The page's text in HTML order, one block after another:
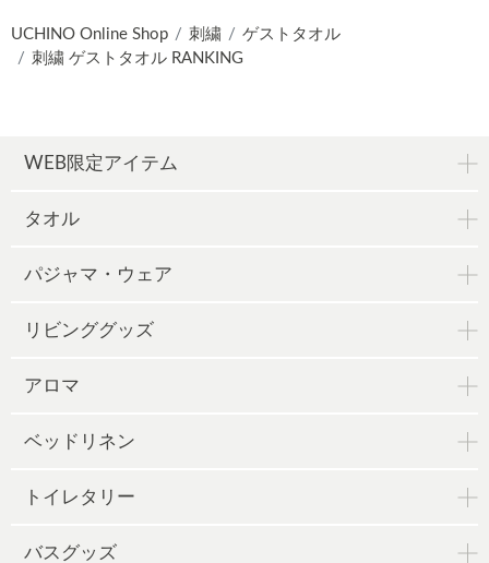
UCHINO Online Shop 刺繍
ゲストタオル
刺繍 ゲストタオル RANKING
WEB限定アイテム
タオル
パジャマ・ウェア
リビンググッズ
アロマ
ベッドリネン
トイレタリー
バスグッズ